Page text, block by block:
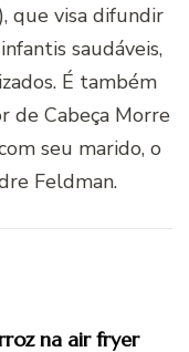
que visa difundir
saudáveis,
É também
de Cabeça Morre
seu marido, o
Feldman.
na air fryer